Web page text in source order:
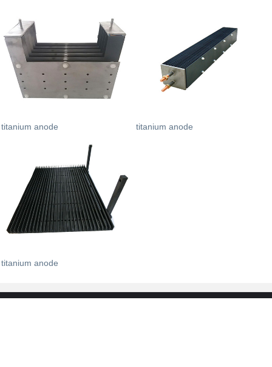
titanium anode titanium anode
titanium anode